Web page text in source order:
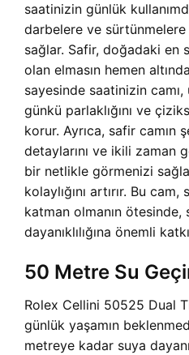
saatinizin günlük
darbelere ve sürtünmelere
sağlar. Safir, doğadaki en
olan elmasın hemen
sayesinde saatinizin
günkü parlaklığını ve
korur. Ayrıca, safir camın
detaylarını ve ikili zaman
bir netlikle görmenizi
kolaylığını artırır. Bu
katman olmanın ötesinde,
dayanıklılığına önemli
50 Metre Su
Rolex Cellini 50525 Dual
günlük yaşamın
metreye kadar suya